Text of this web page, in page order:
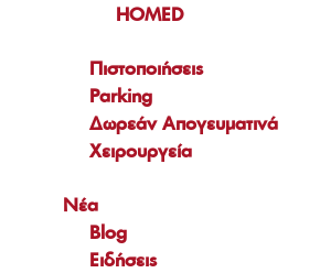
HOMED
Πιστοποιήσεις
Parking
Δωρεάν Απογευματινά
Χειρουργεία
Νέα
Blog
Ειδήσεις